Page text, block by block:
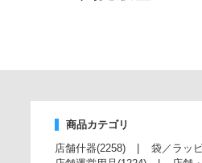
商品カテゴリ
店舗什器(2258) 袋／ラッ